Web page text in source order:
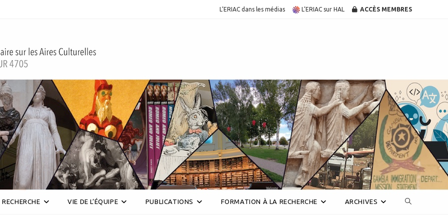
L’ERIAC dans les médias L’ERIAC sur HAL ACCÈS MEMBRES
RECHERCHE VIE DE L’ÉQUIPE PUBLICATIONS FORMATION À LA RECHERCHE ARCHIVES Toggle